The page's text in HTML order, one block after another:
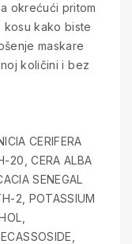
okrećući pritom
kako biste
maskare
količini i bez
CERIFERA
20, CERA ALBA
SENEGAL
2, POTASSIUM